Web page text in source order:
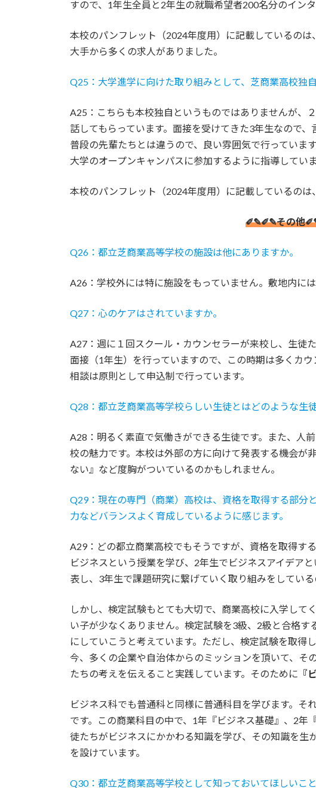
すので、1年生全員と2年生の就職希望者200名分のイン
本校のパンフレット（2024年度用）に記載しているの
大手から多くの求人がありました。
Q25：大学進学に向けた取り組みとして、芝商業高校独
A25：こちらも本校独自というものではありませんが、
話してもらっています。面接を受けてきた3年生なので、
普段の先輩たちとは違うので、良い雰囲気で行っていま
大学のオープンキャンパスに参加するように指導していま
本校のパンフレット（2024年度用）に記載しているのは
✐✎✐✎その他
Q26：都立芝商業高等学校の施設は他にありますか。
A26：学校外には特に施設をもっていません。敷地内に
Q27：心のケアはされていますか。
A27：週に１回スクール・カウンセラーが来校し、生徒
面接（1年生）を行っていますので、この時期は多くカ
相談は原則として申込制で行っています。
Q28：都立芝商業高等学校らしい生徒とはどのような生徒
A28：明るく素直で気働きができる生徒です。また、人
校の魅力です。本校は外部の方に向けて発表する機会が
ない』など度胸がついているのかもしれません。
Q29：現在の専門（商業）高校は、資格を取得する部分
力などバランスよく育成しているように感じます。
A29：どの都立商業高校でもそうですが、資格を取得す
ビジネスという授業を学び、2年生でビジネスアイデア
表し、3年生で課題研究に繋げていく取り組みをしてい
しかし、検定試験もとても大切で、商業高校に入学して
い子が少なくありません。検定試験を3級、2級と合格
にしていこうと考えています。ただし、検定試験を取得
今、多くの企業や自治体からのミッションを頂いて、そ
たちの考えを伝えること実践しています。そのために 『
ビジネス科でも普通科と同様に普通科目を学びます。そ
です。この商業科目の中で、1年『ビジネス基礎』、2年
徒たちがビジネスにかかわる知識を学び、その知識を生
を設けています。
Q30：都立芝商業高等学校として知っておいてほしいこ